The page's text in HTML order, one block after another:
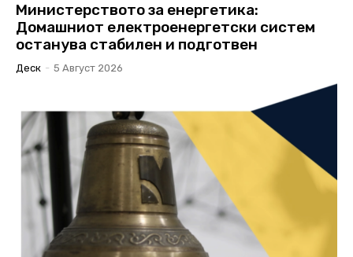
Министерството за енергетика:
Домашниот електроенергетски систем
останува стабилен и подготвен
Деск - 5 Август 2026